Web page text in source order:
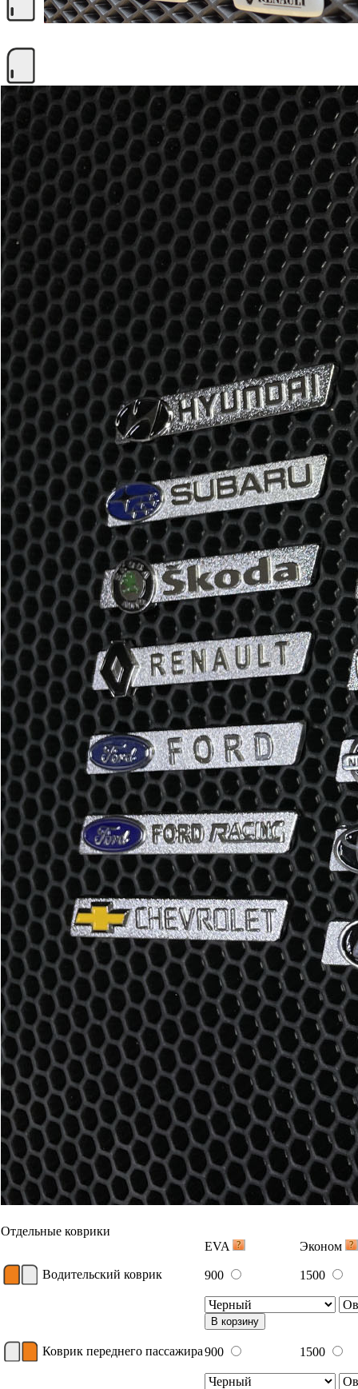
Отдельные коврики
EVA
Эконом
Водительский коврик 900 1500
В корзину
Коврик переднего пассажира900 1500
В корзину
Багажник
EVA
Эконом
Ковер
багажника
индивидуально 2050 руб/
кв.м.
кв.м.
В корзину
Вышивка
Примеры вышивки